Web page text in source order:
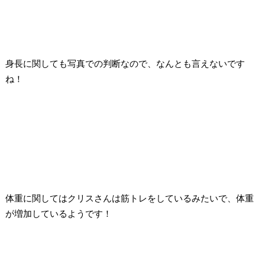
身長に関しても写真での判断なので、なんとも言えないです
ね！
体重に関してはクリスさんは筋トレをしているみたいで、体重
が増加しているようです！